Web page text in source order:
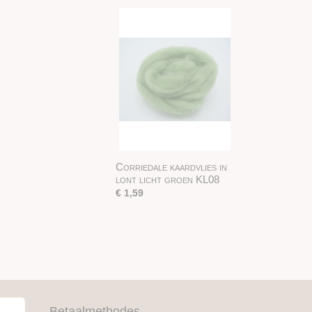
Corriedale kaardvlies in
lont licht groen KL08
€ 1,59